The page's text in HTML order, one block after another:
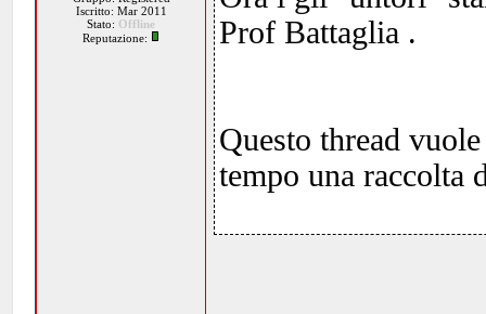
Iscritto: Mar 2011
Stato: Offline
Reputazione:
Prof Battaglia .
Questo thread
tempo una raccolta